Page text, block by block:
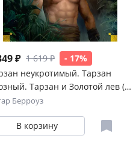
₽ 1 619 ₽
- 17%
неукротимый. Тарзан
Тарзан и Золотой лев (с
Берроуз
В корзину